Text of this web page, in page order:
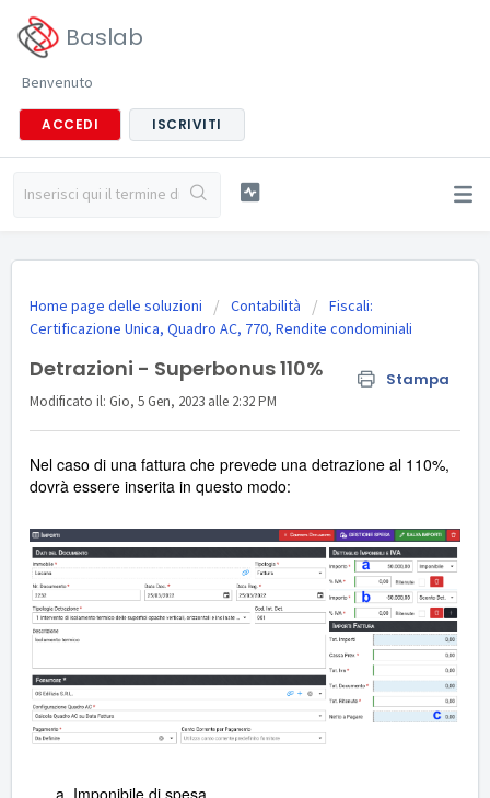
Baslab
Benvenuto
ACCEDI ISCRIVITI
Home page delle soluzioni Contabilità
Fiscali:
Certificazione Unica, Quadro AC, 770, Rendite condominiali
Detrazioni - Superbonus 110% Stampa
Modificato il: Gio, 5 Gen, 2023 alle 2:32 PM
Nel caso di una fattura che prevede una detrazione al 110%,
dovrà essere inserita in questo modo:
Imponibile di spesa